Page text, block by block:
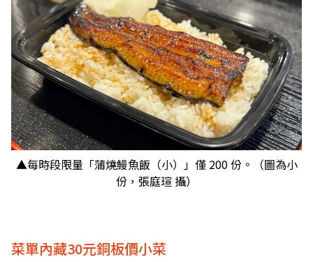
▲每時段限量「蒲燒鰻魚飯（小）」僅 200 份。（圖為小
份，張庭瑄 攝）
菜單內藏30元銅板價小菜